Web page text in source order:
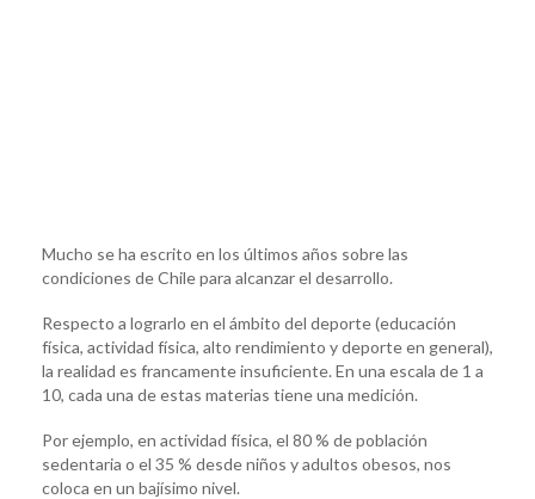
Mucho se ha escrito en los últimos años sobre las
condiciones de Chile para alcanzar el desarrollo.
Respecto a lograrlo en el ámbito del deporte (educación
física, actividad física, alto rendimiento y deporte en general),
la realidad es francamente insuficiente. En una escala de 1 a
10, cada una de estas materias tiene una medición.
Por ejemplo, en actividad física, el 80 % de población
sedentaria o el 35 % desde niños y adultos obesos, nos
coloca en un bajísimo nivel.